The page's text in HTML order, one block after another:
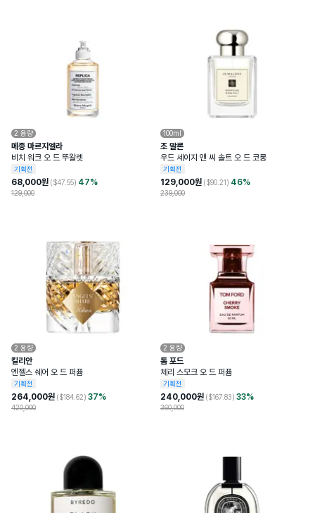
2 용량
메종 마르지엘라
비치 워크 오 드 뚜왈렛
기획전
68,000원 ($47.55) 47%
129,000
100ml
조 말론
우드 세이지 앤 씨 솔트 오 드 코롱
기획전
129,000원 ($90.21) 46%
239,000
2 용량
킬리안
엔젤스 쉐어 오 드 퍼퓸
기획전
264,000원 ($184.62) 37%
420,000
2 용량
톰 포드
체리 스모크 오 드 퍼퓸
기획전
240,000원 ($167.83) 33%
360,000